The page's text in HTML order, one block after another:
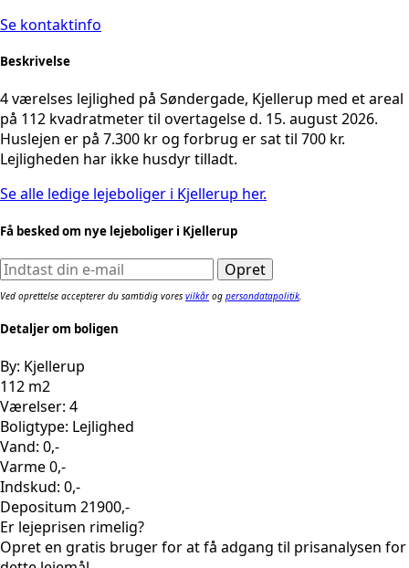
Se kontaktinfo
Beskrivelse
4 værelses lejlighed på Søndergade, Kjellerup med et areal
på 112 kvadratmeter til overtagelse d. 15. august 2026.
Huslejen er på 7.300 kr og forbrug er sat til 700 kr.
Lejligheden har ikke husdyr tilladt.
Se alle ledige lejeboliger i Kjellerup her.
Få besked om nye lejeboliger i Kjellerup
Ved oprettelse accepterer du samtidig vores vilkårog persondatapolitik
Detaljer om boligen
By: Kjellerup
112 m2
Værelser: 4
Boligtype: Lejlighed
Vand: 0,-
Varme 0,-
Indskud: 0,-
Depositum 21900,-
Er lejeprisen rimelig?
Opret en gratis bruger for at få adgang til prisanalysen for